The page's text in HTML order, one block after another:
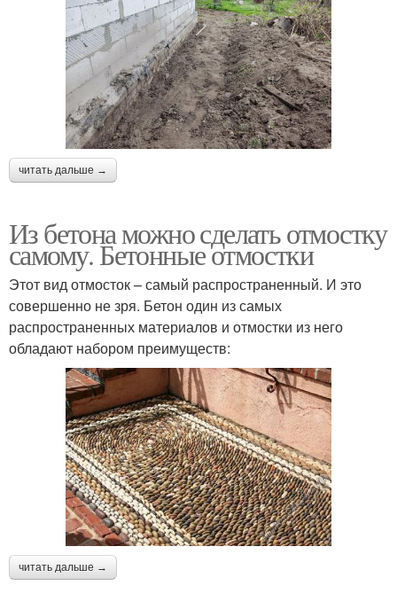
читать дальше →
Из бетона можно сделать отмостку
самому. Бетонные отмостки
Этот вид отмосток – самый распространенный. И это
совершенно не зря. Бетон один из самых
распространенных материалов и отмостки из него
обладают набором преимуществ:
читать дальше →